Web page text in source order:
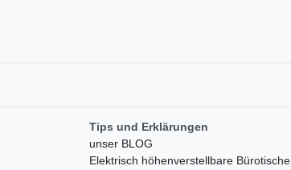
Tips und Erklärungen
unser BLOG
Elektrisch höhenverstellbare Bürotische